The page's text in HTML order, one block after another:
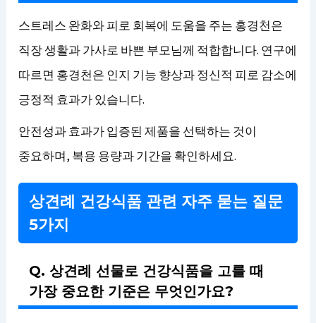
스트레스 완화와 피로 회복에 도움을 주는 홍경천은
직장 생활과 가사로 바쁜 부모님께 적합합니다. 연구에
따르면 홍경천은 인지 기능 향상과 정신적 피로 감소에
긍정적 효과가 있습니다.
안전성과 효과가 입증된 제품을 선택하는 것이
중요하며, 복용 용량과 기간을 확인하세요.
상견례 건강식품 관련 자주 묻는 질문
5가지
Q. 상견례 선물로 건강식품을 고를 때
가장 중요한 기준은 무엇인가요?